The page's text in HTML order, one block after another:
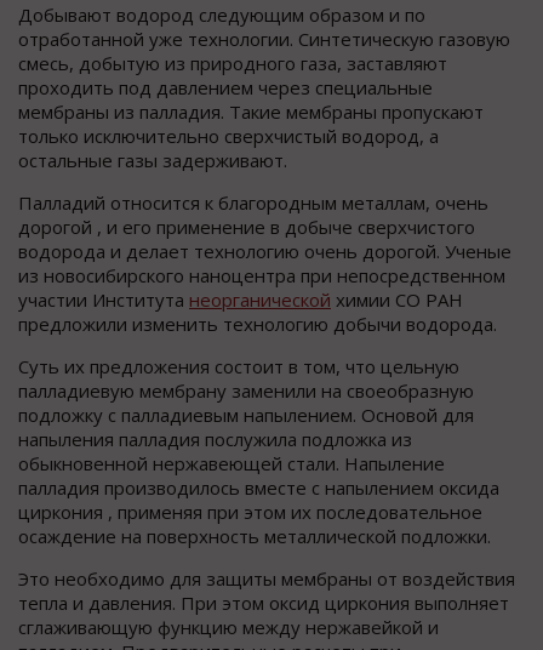
Добывают водород следующим образом и по
отработанной уже технологии. Синтетическую газовую
смесь, добытую из природного газа, заставляют
проходить под давлением через специальные
мембраны из палладия. Такие мембраны пропускают
только исключительно сверхчистый водород, а
остальные газы задерживают.
Палладий относится к благородным металлам, очень
дорогой , и его применение в добыче сверхчистого
водорода и делает технологию очень дорогой. Ученые
из новосибирского наноцентра при непосредственном
участии Института неорганической химии СО РАН
предложили изменить технологию добычи водорода.
Суть их предложения состоит в том, что цельную
палладиевую мембрану заменили на своеобразную
подложку с палладиевым напылением. Основой для
напыления палладия послужила подложка из
обыкновенной нержавеющей стали. Напыление
палладия производилось вместе с напылением оксида
циркония , применяя при этом их последовательное
осаждение на поверхность металлической подложки.
Это необходимо для защиты мембраны от воздействия
тепла и давления. При этом оксид циркония выполняет
сглаживающую функцию между нержавейкой и